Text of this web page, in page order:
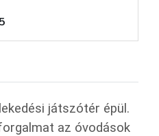
játszótér épül.
az óvodások